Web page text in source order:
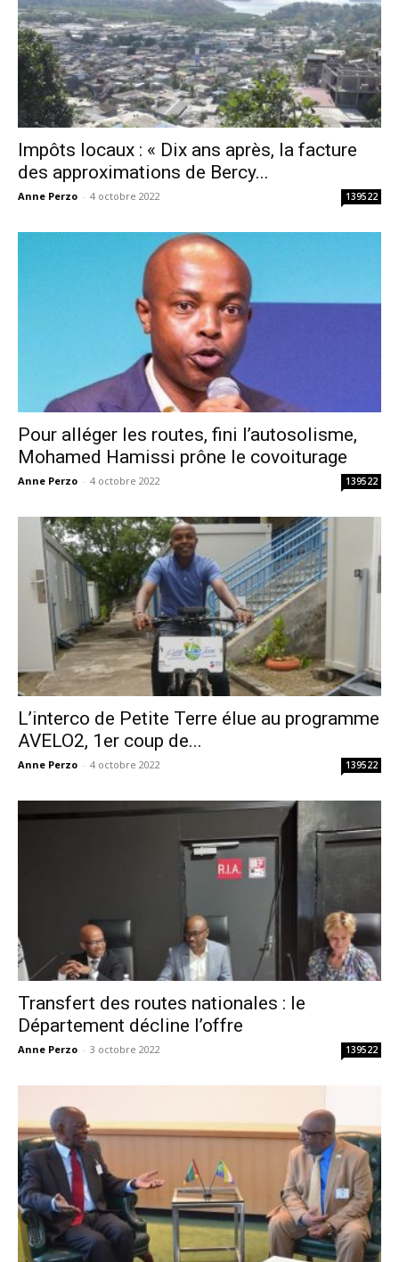
Impôts locaux : « Dix ans après, la facture
des approximations de Bercy...
Anne Perzo - 4 octobre 2022 139522
Pour alléger les routes, fini l’autosolisme,
Mohamed Hamissi prône le covoiturage
Anne Perzo - 4 octobre 2022 139522
L’interco de Petite Terre élue au programme
AVELO2, 1er coup de...
Anne Perzo - 4 octobre 2022 139522
Transfert des routes nationales : le
Département décline l’offre
Anne Perzo - 3 octobre 2022 139522